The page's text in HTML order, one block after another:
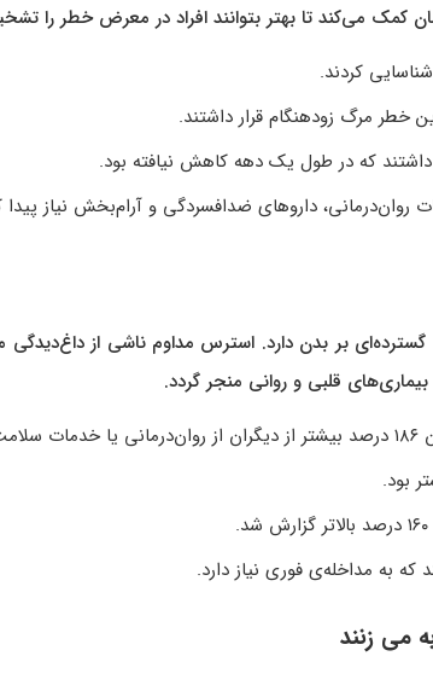
کمک می‌کند تا بهتر بتوانند افراد در معرض خطر را
کردند.
خطر مرگ زودهنگام قرار داشتند.
روان‌درمانی، داروهای ضدافسردگی و آرام‌بخش نیاز پیدا
بر بدن دارد. استرس مداوم ناشی از داغ‌دیدگی
قلبی و روانی منجر گردد.
به مداخله‌ی فوری نیاز دارد.
می‌ زنند